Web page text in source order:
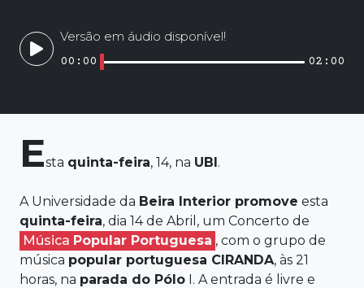
Versão em áudio disponível!
00:00 02:00
Esta quinta-feira, 14, na UBI.
A Universidade da Beira Interior promove esta
quinta-feira, dia 14 de Abril, um Concerto de
Música Popular Portuguesa , com o grupo de
música popular portuguesa CIRANDA, às 21
horas, na parada do Pólo I. A entrada é livre e